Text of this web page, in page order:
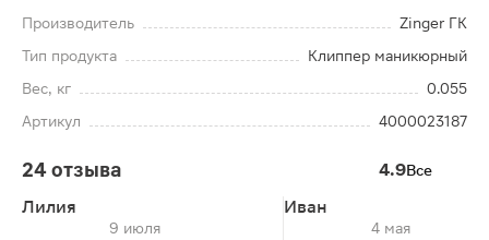
Производитель
Zinger ГК
Тип продукта
Клиппер маникюрный
Вес, кг
0.055
Артикул
4000023187
24 отзыва 4.9Все
Лилия
9 июля
Иван
4 мая